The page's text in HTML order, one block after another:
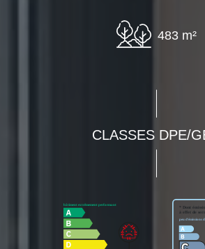
483 m²
CLASSES DPE/